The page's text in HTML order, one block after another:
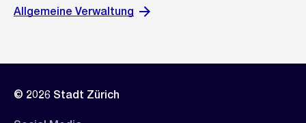
Allgemeine Verwaltung
© 2026 Stadt Zürich